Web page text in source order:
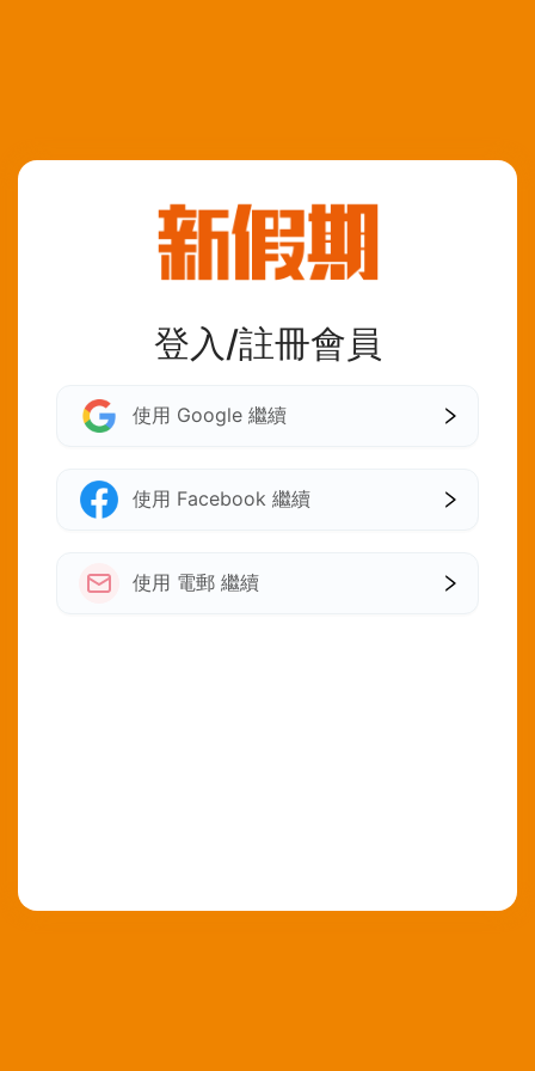
登入/註冊會員
使用 Google 繼續
使用 Facebook 繼續
使用 電郵 繼續